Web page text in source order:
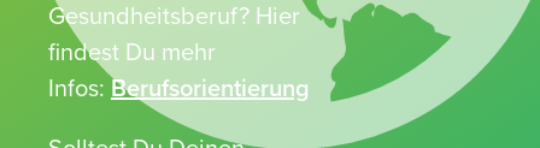
Gesundheitsberuf? Hier
findest Du mehr
Infos:Berufsorientierung